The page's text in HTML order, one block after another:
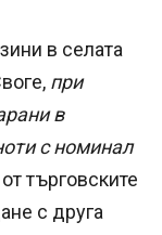
в селата
при
в
с номинал
търговските
с друга